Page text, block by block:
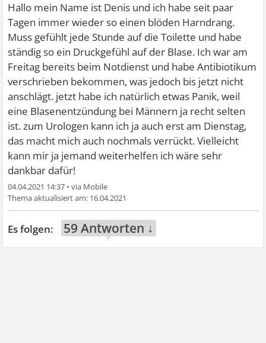
Hallo mein Name ist Denis und ich habe seit paar
Tagen immer wieder so einen blöden Harndrang.
Muss gefühlt jede Stunde auf die Toilette und habe
ständig so ein Druckgefühl auf der Blase. Ich war am
Freitag bereits beim Notdienst und habe Antibiotikum
verschrieben bekommen, was jedoch bis jetzt nicht
anschlägt. jetzt habe ich natürlich etwas Panik, weil
eine Blasenentzündung bei Männern ja recht selten
ist. zum Urologen kann ich ja auch erst am Dienstag,
das macht mich auch nochmals verrückt. Vielleicht
kann mir ja jemand weiterhelfen ich wäre sehr
dankbar dafür!
04.04.2021 14:37 •
16.04.2021
59 Antworten ↓